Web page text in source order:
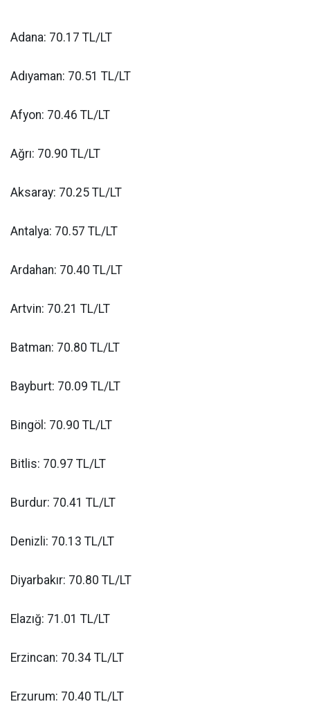
Adana: 70.17 TL/LT
Adıyaman: 70.51 TL/LT
Afyon: 70.46 TL/LT
Ağrı: 70.90 TL/LT
Aksaray: 70.25 TL/LT
Antalya: 70.57 TL/LT
Ardahan: 70.40 TL/LT
Artvin: 70.21 TL/LT
Batman: 70.80 TL/LT
Bayburt: 70.09 TL/LT
Bingöl: 70.90 TL/LT
Bitlis: 70.97 TL/LT
Burdur: 70.41 TL/LT
Denizli: 70.13 TL/LT
Diyarbakır: 70.80 TL/LT
Elazığ: 71.01 TL/LT
Erzincan: 70.34 TL/LT
Erzurum: 70.40 TL/LT